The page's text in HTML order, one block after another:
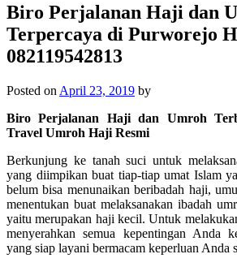
Biro Perjalanan Haji dan
Terpercaya di Purworejo
082119542813
Posted on April 23, 2019 by
Biro Perjalanan Haji dan Umroh
Travel Umroh Haji Resmi
Berkunjung ke tanah suci untuk
yang diimpikan buat tiap-tiap umat Islam
belum bisa menunaikan beribadah haji,
menentukan buat melaksanakan ibadah
yaitu merupakan haji kecil. Untuk
menyerahkan semua kepentingan Anda
yang siap layani bermacam keperluan Anda